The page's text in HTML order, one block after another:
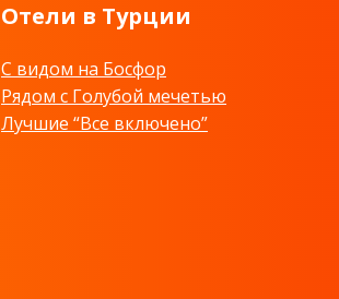
Отели в Турции
С видом на Босфор
Рядом с Голубой мечетью
Лучшие “Все включено”